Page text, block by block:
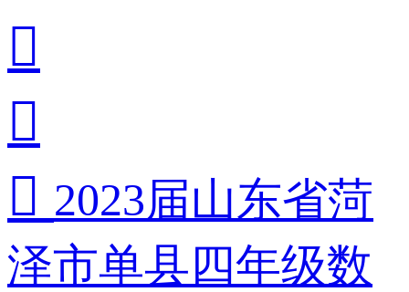


 2023届山东省菏
泽市单县四年级数